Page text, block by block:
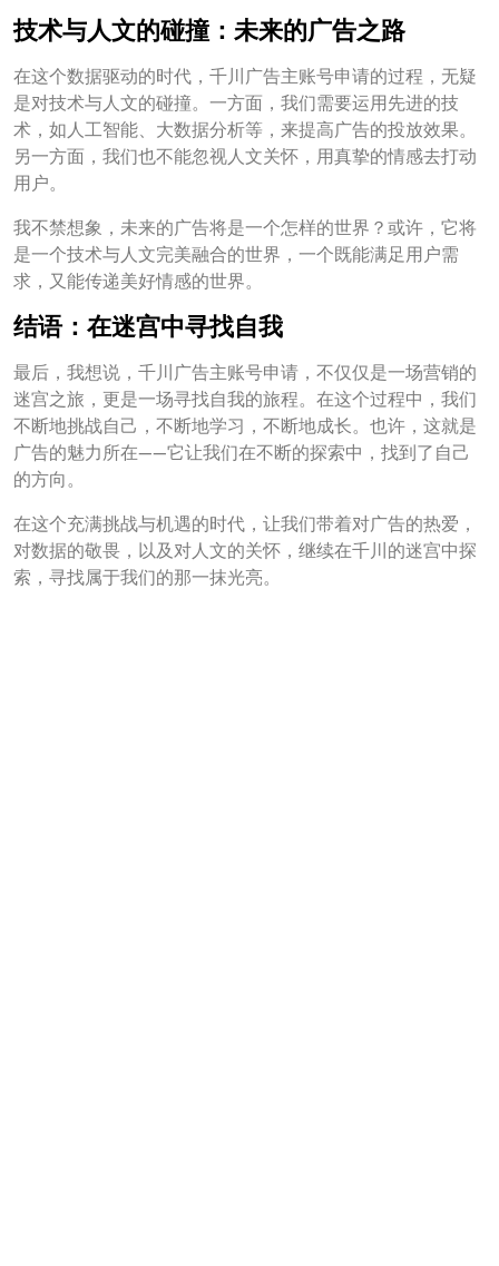
技术与人文的碰撞：未来的广告之路
在这个数据驱动的时代，千川广告主账号申请的过程，无疑
是对技术与人文的碰撞。一方面，我们需要运用先进的技
术，如人工智能、大数据分析等，来提高广告的投放效果。
另一方面，我们也不能忽视人文关怀，用真挚的情感去打动
用户。
我不禁想象，未来的广告将是一个怎样的世界？或许，它将
是一个技术与人文完美融合的世界，一个既能满足用户需
求，又能传递美好情感的世界。
结语：在迷宫中寻找自我
最后，我想说，千川广告主账号申请，不仅仅是一场营销的
迷宫之旅，更是一场寻找自我的旅程。在这个过程中，我们
不断地挑战自己，不断地学习，不断地成长。也许，这就是
广告的魅力所在——它让我们在不断的探索中，找到了自己
的方向。
在这个充满挑战与机遇的时代，让我们带着对广告的热爱，
对数据的敬畏，以及对人文的关怀，继续在千川的迷宫中探
索，寻找属于我们的那一抹光亮。